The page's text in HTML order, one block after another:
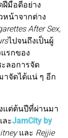
ฝีมือดีอย่าง
น้าจากต่าง
After Sex,
ไปจนถึงเป็นผู้
รกของ
ลอการจัด
าจัดได้แน่ ๆ อีก
แต่ต้นปีที่ผ่านมา
ะJamCity by
และ Rejjie